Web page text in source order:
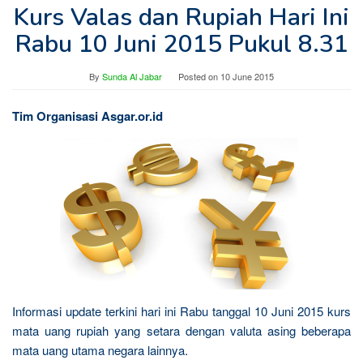
Kurs Valas dan Rupiah Hari Ini
Rabu 10 Juni 2015 Pukul 8.31
By Sunda Al Jabar Posted on 10 June 2015
Tim Organisasi Asgar.or.id
Informasi update terkini hari ini Rabu tanggal 10 Juni 2015 kurs
mata uang rupiah yang setara dengan valuta asing beberapa
mata uang utama negara lainnya.